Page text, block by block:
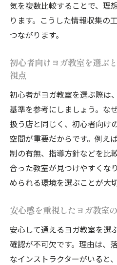
気を複数比較することで、理
ります。こうした情報収集の
つながります。
初心者向けヨガ教室を選ぶ
視点
初心者がヨガ教室を選ぶ際は
基準を参考にしましょう。な
扱う店と同じく、初心者向け
空間が重要だからです。例え
制の有無、指導方針などを比
合った教室が見つけやすくな
められる環境を選ぶことが大切
安心感を重視したヨガ教室
安心して通えるヨガ教室を選
確認が不可欠です。理由は、
なインストラクターがいると